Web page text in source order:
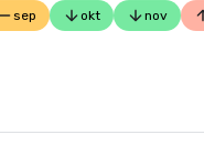
sep okt nov